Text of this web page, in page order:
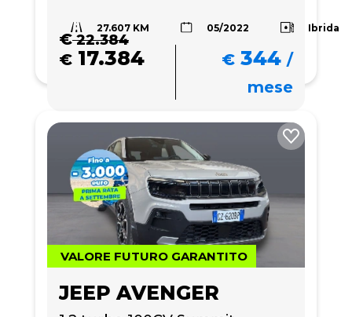
27.607 KM 05/2022 Ibrida
€22.384
€ 17.384 € 344 /
mese
VALORE FUTURO GARANTITO
JEEP AVENGER